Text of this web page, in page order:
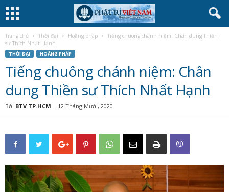
Trang chủ Thời đại Hoằng pháp
Tiếng chuông chánh niệm: Chân dung Thiền
sư Thích Nhất Hạnh
THỜI ĐẠI HOẰNG PHÁP
Tiếng chuông chánh niệm: Chân
dung Thiền sư Thích Nhất Hạnh
Bởi BTV TP.HCM - 12 Tháng Mười, 2020